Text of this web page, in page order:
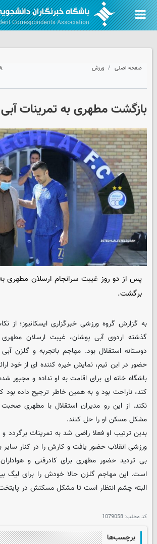
صفحه اصلی ورزش ۸ آبان
بازگشت مطهری به تمرینات
پس از دو روز غیبت سرانجام ارسلان مطهری
برگشت.
به گزارش گروه ورزشی خبرگزاری ایسکانیوز؛ از
گذشته اردوی آبی پوشان، غیبت ارسلان
دوستانه استقلال بود. مهاجم باتجربه و گلزن
حضور در این تیم، نمایش خیره کننده ای از خود
باشگاه خانه ای برای اقامت به او نداده و مجبور
کند، ناراحت بود و به همین خاطر ترجیح داده
نکند. از این رو مدیران استقلال با مطهری
مشکل مسکن او را حل کنند.
بدین ترتیب او فعلا راضی شد به تمرینات برگردد
ورزشی انقلاب حضور یافت و کارش را در کنار سایر
بی تردید حضور مطهری برای کادرفنی و
است. این مهاجم گلزن حالا خودش را برای لیگ
البته چشم انتظار است تا مشکل مسکنش در
کد مطلب: 1079058
برچسب‌ها